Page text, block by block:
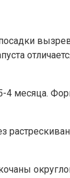
месяца.